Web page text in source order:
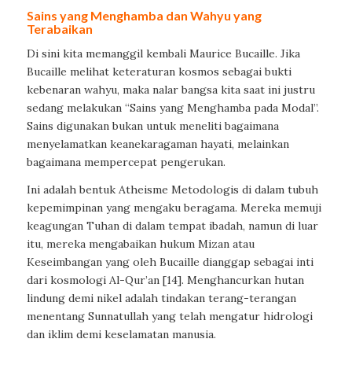
Sains yang Menghamba dan Wahyu yang
Terabaikan
Di sini kita memanggil kembali Maurice Bucaille. Jika
Bucaille melihat keteraturan kosmos sebagai bukti
kebenaran wahyu, maka nalar bangsa kita saat ini justru
sedang melakukan “Sains yang Menghamba pada Modal”.
Sains digunakan bukan untuk meneliti bagaimana
menyelamatkan keanekaragaman hayati, melainkan
bagaimana mempercepat pengerukan.
Ini adalah bentuk Atheisme Metodologis di dalam tubuh
kepemimpinan yang mengaku beragama. Mereka memuji
keagungan Tuhan di dalam tempat ibadah, namun di luar
itu, mereka mengabaikan hukum Mizan atau
Keseimbangan yang oleh Bucaille dianggap sebagai inti
dari kosmologi Al-Qur’an [14]. Menghancurkan hutan
lindung demi nikel adalah tindakan terang-terangan
menentang Sunnatullah yang telah mengatur hidrologi
dan iklim demi keselamatan manusia.